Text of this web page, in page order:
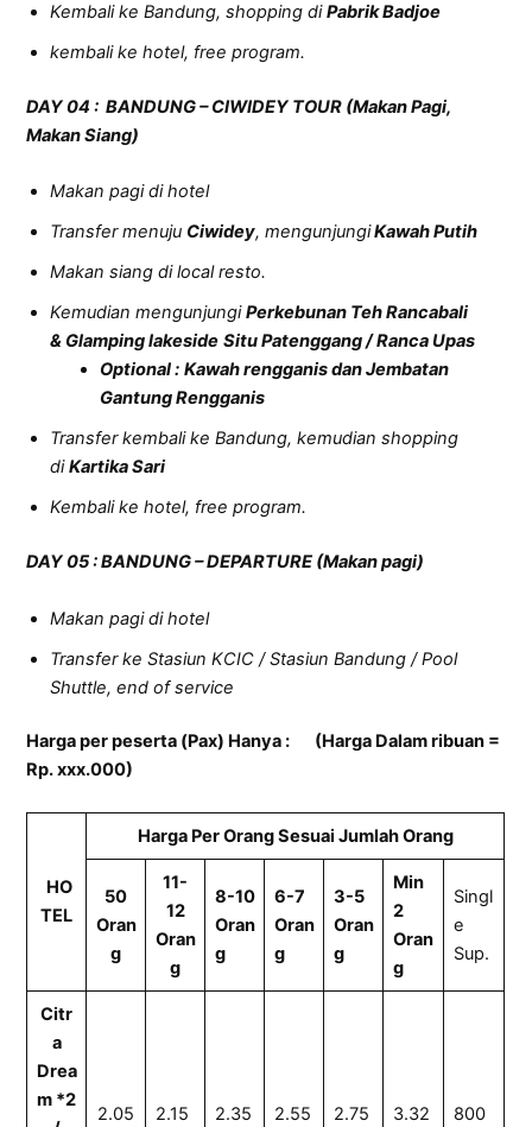
Kembali ke Bandung, shopping diPabrik Badjoe
kembali ke hotel, free program.
DAY04 :BANDUNG – CIWIDEY TOUR (Makan Pagi,
Makan Siang)
Makan pagi di hotel
Transfer menuju Ciwidey, mengunjungiKawah Putih
Makan siang di local resto.
Kemudian mengunjungiPerkebunan Teh Rancabali
& Glamping lakeside Situ Patenggang / Ranca Upas
Optional : Kawah rengganis dan Jembatan
Gantung Rengganis
Transfer kembali ke Bandung, kemudian shopping
diKartika Sari
Kembali ke hotel, free program.
DAY 05 :BANDUNG–DEPARTURE (Makan pagi)
Makan pagi di hotel
Transfer ke Stasiun KCIC / Stasiun Bandung / Pool
Shuttle, end of service
Harga per peserta (Pax) Hanya : (Harga Dalam ribuan =
Rp. xxx.000)
HO
TEL
Harga Per Orang Sesuai Jumlah Orang
50
Oran
g
11-
12
Oran
g
8-10
Oran
g
6-7
Oran
g
3-5
Oran
g
Min
2
Oran
g
Singl
e
Sup.
Citr
a
Drea
m *2
2.05 2.15 2.35 2.55 2.75 3.32 800